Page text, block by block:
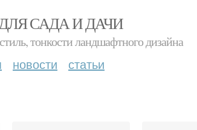
САДА И ДАЧИ
тонкости ландшафтного дизайна
новости статьи